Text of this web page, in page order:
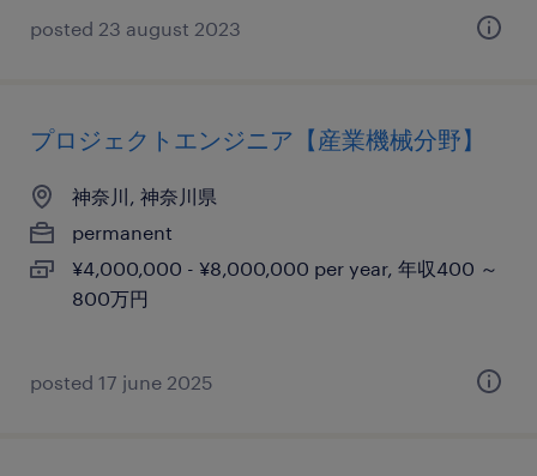
posted 23 august 2023
プロジェクトエンジニア【産業機械分野】
神奈川, 神奈川県
permanent
¥4,000,000 - ¥8,000,000 per year, 年収400 ～
800万円
posted 17 june 2025